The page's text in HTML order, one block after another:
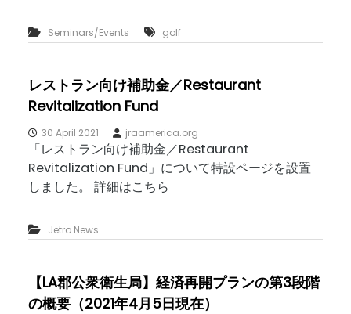
Seminars/Events golf
レストラン向け補助金／Restaurant
Revitalization Fund
30 April 2021 jraamerica.org
「レストラン向け補助金／Restaurant
Revitalization Fund」について特設ページを設置
しました。 詳細はこちら
Jetro News
【LA郡公衆衛生局】経済再開プランの第3段階
の概要（2021年4月5日現在）